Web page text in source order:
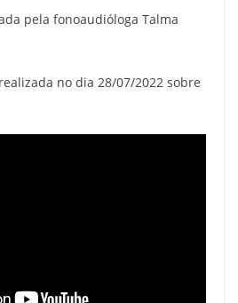
pela fonoaudióloga Talma
no dia 28/07/2022 sobre